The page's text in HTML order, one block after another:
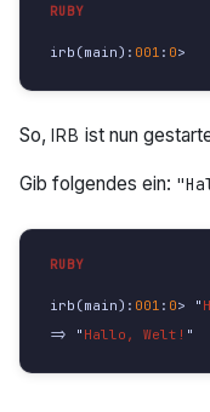
irb (main): 001 : 0>
So, IRBist nun
Gib folgendes ein:
irb (main): 001 : 0> "
=>
" Hallo, Welt! "